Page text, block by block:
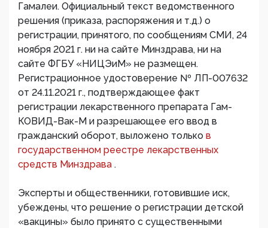
Гамалеи. Официальный текст ведомственного
решения (приказа, распоряжения и т.д.) о
регистрации, принятого, по сообщениям СМИ, 24
ноября 2021 г. ни на сайте Минздрава, ни на
сайте ФГБУ «НИЦЭиМ» не размещен.
Регистрационное удостоверение № ЛП-007632
от 24.11.2021 г., подтверждающее факт
регистрации лекарственного препарата Гам-
КОВИД-Вак-М и разрешающее его ввод в
гражданский оборот, выложено только в
государственном реестре лекарственных
средств Минздрава .
Эксперты и общественники, готовившие иск,
убеждены, что решение о регистрации детской
«вакцины» было принято с существенными